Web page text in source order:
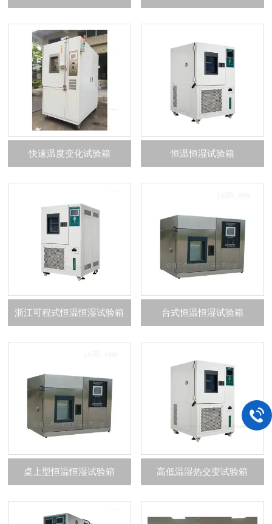
快速温度变化试验箱 恒温恒湿试验箱
浙江可程式恒温恒湿试验箱 台式恒温恒湿试验箱
桌上型恒温恒湿试验箱 高低温湿热交变试验箱